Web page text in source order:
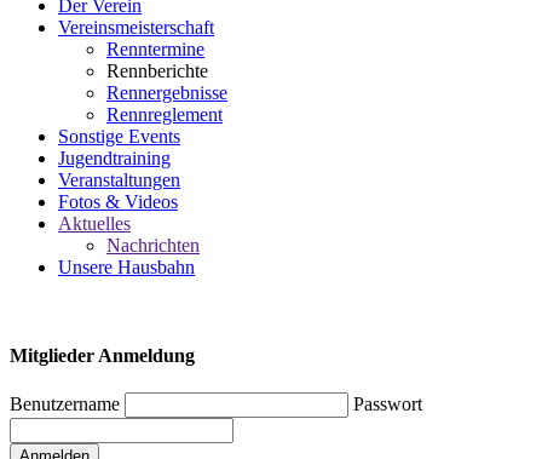
Der Verein
Vereinsmeisterschaft
Renntermine
Rennberichte
Rennergebnisse
Rennreglement
Sonstige Events
Jugendtraining
Veranstaltungen
Fotos & Videos
Aktuelles
Nachrichten
Unsere Hausbahn
Mitglieder Anmeldung
Benutzername Passwort